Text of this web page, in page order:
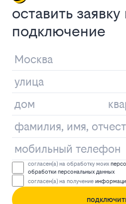
оставить заявку
подключение
согласен(а) на обработку моих
обработки персональных данных
согласен(а) на получение